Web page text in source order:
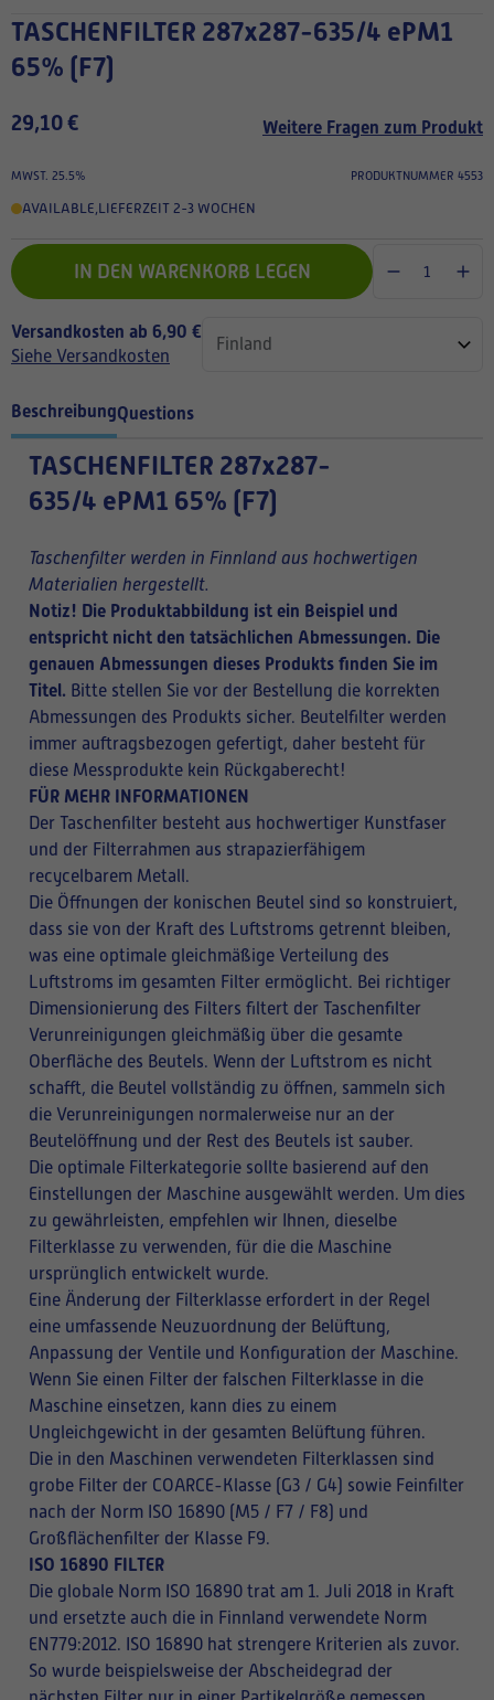
TASCHENFILTER 287x287-635/4 ePM1
65% (F7)
29,10 € Weitere Fragen zum Produkt
MWST. 25.5% PRODUKTNUMMER 4553
AVAILABLE,LIEFERZEIT 2-3 WOCHEN
IN DEN WARENKORB LEGEN
Versandkosten ab 6,90 €
Siehe Versandkosten
BeschreibungQuestions
TASCHENFILTER 287x287-
635/4 ePM1 65% (F7)
Taschenfilter werden in Finnland aus hochwertigen
Materialien hergestellt.
Notiz! Die Produktabbildung ist ein Beispiel und
entspricht nicht den tatsächlichen Abmessungen. Die
genauen Abmessungen dieses Produkts finden Sie im
Titel. Bitte stellen Sie vor der Bestellung die korrekten
Abmessungen des Produkts sicher. Beutelfilter werden
immer auftragsbezogen gefertigt, daher besteht für
diese Messprodukte kein Rückgaberecht!
FÜR MEHR INFORMATIONEN
Der Taschenfilter besteht aus hochwertiger Kunstfaser
und der Filterrahmen aus strapazierfähigem
recycelbarem Metall.
Die Öffnungen der konischen Beutel sind so konstruiert,
dass sie von der Kraft des Luftstroms getrennt bleiben,
was eine optimale gleichmäßige Verteilung des
Luftstroms im gesamten Filter ermöglicht. Bei richtiger
Dimensionierung des Filters filtert der Taschenfilter
Verunreinigungen gleichmäßig über die gesamte
Oberfläche des Beutels. Wenn der Luftstrom es nicht
schafft, die Beutel vollständig zu öffnen, sammeln sich
die Verunreinigungen normalerweise nur an der
Beutelöffnung und der Rest des Beutels ist sauber.
Die optimale Filterkategorie sollte basierend auf den
Einstellungen der Maschine ausgewählt werden. Um dies
zu gewährleisten, empfehlen wir Ihnen, dieselbe
Filterklasse zu verwenden, für die die Maschine
ursprünglich entwickelt wurde.
Eine Änderung der Filterklasse erfordert in der Regel
eine umfassende Neuzuordnung der Belüftung,
Anpassung der Ventile und Konfiguration der Maschine.
Wenn Sie einen Filter der falschen Filterklasse in die
Maschine einsetzen, kann dies zu einem
Ungleichgewicht in der gesamten Belüftung führen.
Die in den Maschinen verwendeten Filterklassen sind
grobe Filter der COARCE-Klasse (G3 / G4) sowie Feinfilter
nach der Norm ISO 16890 (M5 / F7 / F8) und
Großflächenfilter der Klasse F9.
ISO 16890 FILTER
Die globale Norm ISO 16890 trat am 1. Juli 2018 in Kraft
und ersetzte auch die in Finnland verwendete Norm
EN779:2012. ISO 16890 hat strengere Kriterien als zuvor.
So wurde beispielsweise der Abscheidegrad der